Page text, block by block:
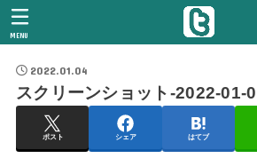
MENU
2022.01.04
スクリーンショット-2022-01-
ポスト シェア はてブ